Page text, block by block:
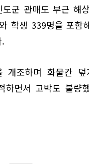
군 관매도 부근 해
학생 339명을 포
개조하며 화물칸
하면서 고박도 불